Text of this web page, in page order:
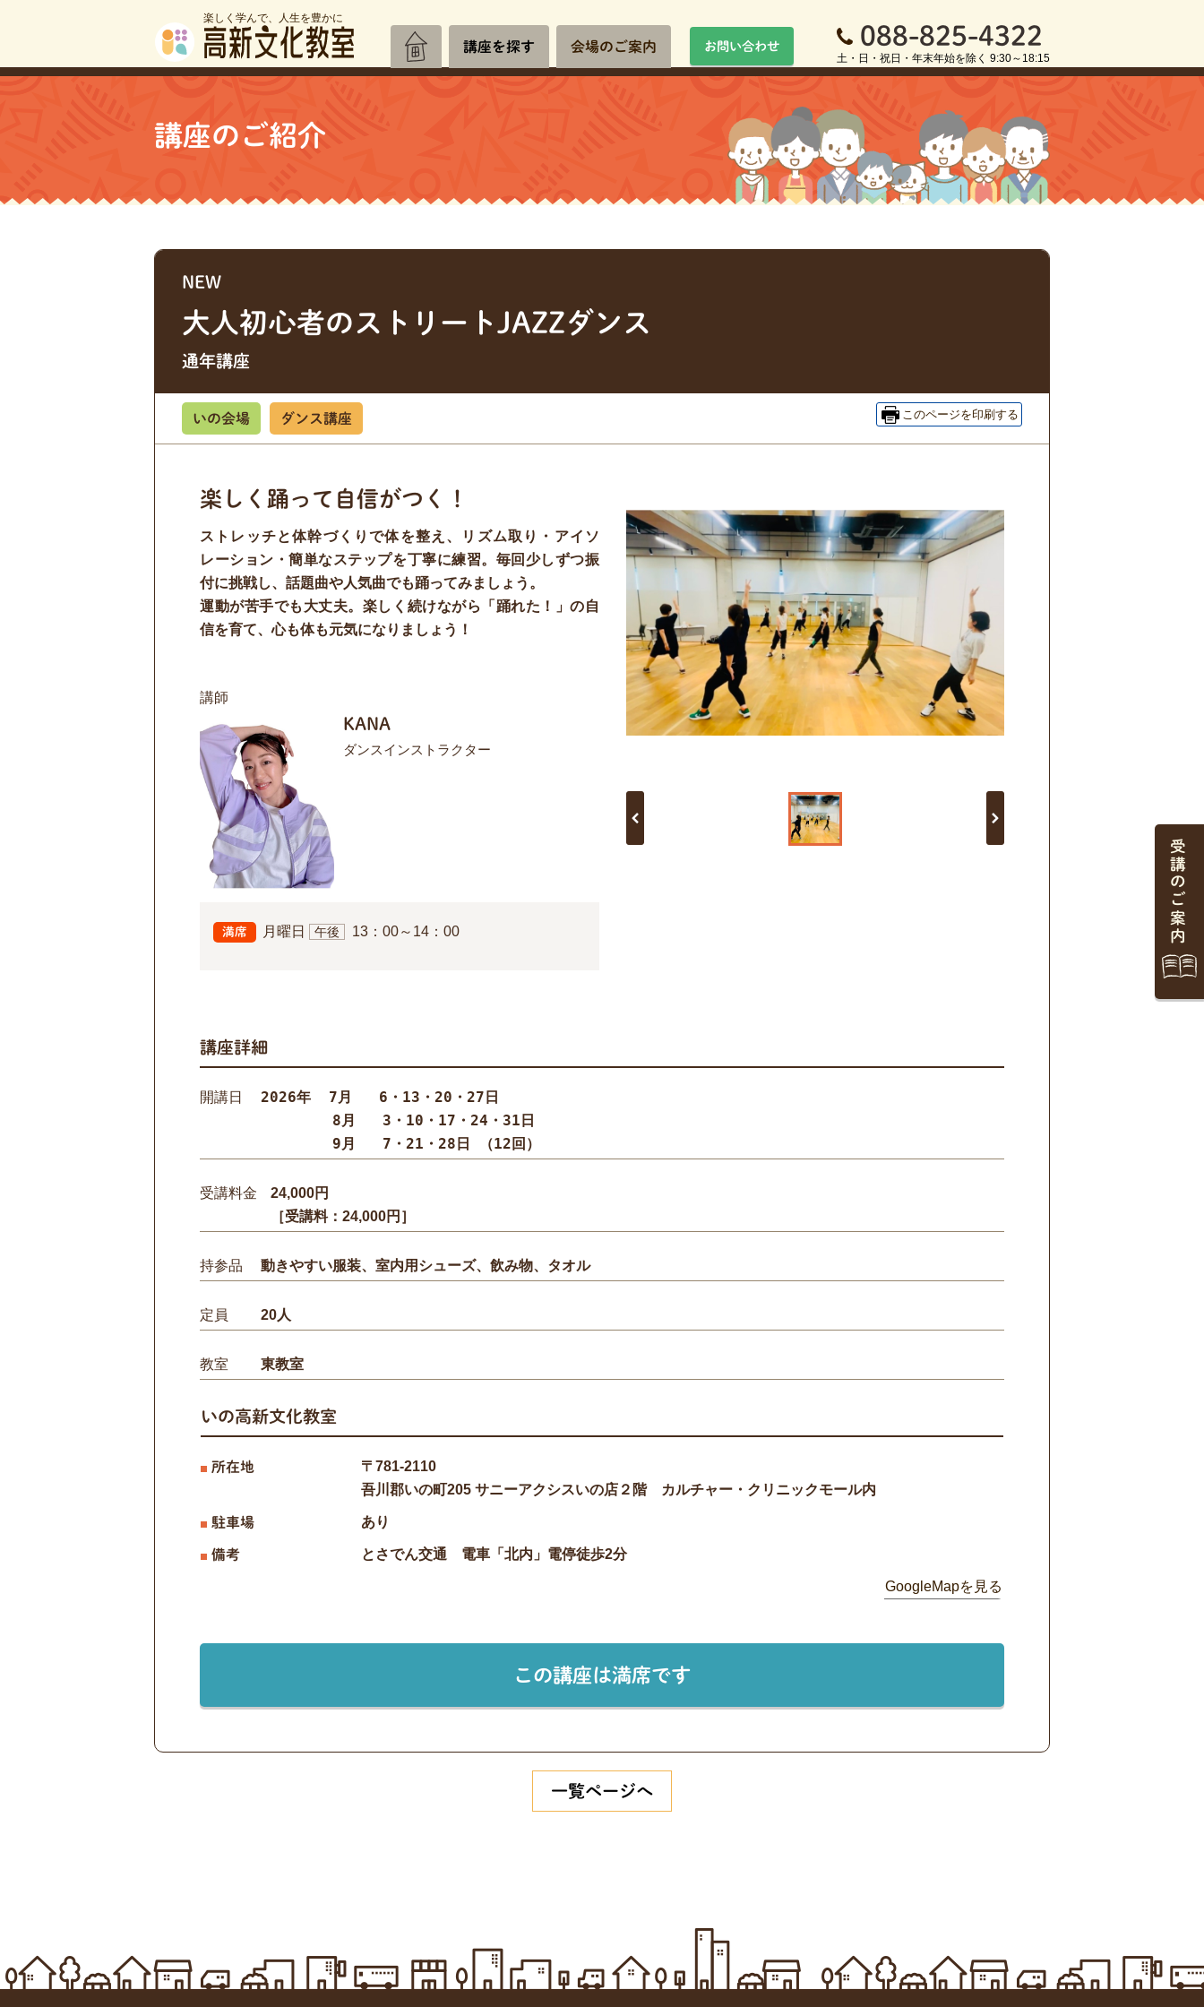
楽しく学んで、人生を豊かに
088-825-4322
土・日・祝日・年末年始を除く 9:30～18:15
お問い合わせ
講座を探す 会場のご案内
講座のご紹介
NEW
大人初心者のストリートJAZZダンス
通年講座
いの会場 ダンス講座 このページを印刷する
楽しく踊って自信がつく！
ストレッチと体幹づくりで体を整え、リズム取り・アイソ
レーション・簡単なステップを丁寧に練習。毎回少しずつ振
付に挑戦し、話題曲や人気曲でも踊ってみましょう。
運動が苦手でも大丈夫。楽しく続けながら「踊れた！」の自
信を育て、心も体も元気になりましょう！
講師
KANA
ダンスインストラクター
満席 月曜日 午後 13：00～14：00
講座詳細
開講日
2026年  7月   6・13・20・27日
        8月   3・10・17・24・31日
        9月   7・21・28日 （12回）
受講料金
24,000円
［受講料：24,000円］
持参品 動きやすい服装、室内用シューズ、飲み物、タオル
定員 20人
教室 東教室
いの高新文化教室
所在地
〒781-2110
吾川郡いの町205 サニーアクシスいの店２階 カルチャー・クリニックモール内
駐車場 あり
備考 とさでん交通 電車「北内」電停徒歩2分
GoogleMapを見る
この講座は満席です
一覧ページへ
受講のご案内